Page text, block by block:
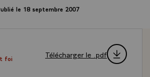
le 18 septembre 2007
foi
Télécharger le .pdf